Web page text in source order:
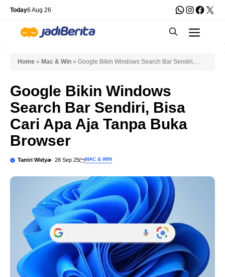
Skip
content
Today6 Aug 26 WhatsApp
X
Home » Mac & Win » Google Bikin Windows Search Bar Sendiri,
Google Bikin Windows
Search Bar Sendiri, Bisa
Cari Apa Aja Tanpa Buka
Browser
Tantri Widya 28 Sep 25 MAC & WIN